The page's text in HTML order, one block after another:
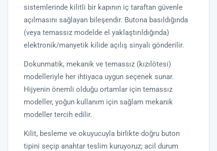
sistemlerinde kilitli bir kapının iç taraftan güvenle
açılmasını sağlayan bileşendir. Butona basıldığında
(veya temassız modelde el yaklaştırıldığında)
elektronik/manyetik kilide açılış sinyali gönderilir.
Dokunmatik, mekanik ve temassız (kızılötesi)
modelleriyle her ihtiyaca uygun seçenek sunar.
Hijyenin önemli olduğu ortamlar için temassız
modeller, yoğun kullanım için sağlam mekanik
modeller tercih edilir.
Kilit, besleme ve okuyucuyla birlikte doğru buton
tipini seçip anahtar teslim kuruyoruz; acil durum